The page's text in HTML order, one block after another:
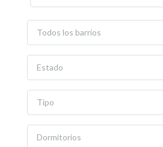
Todos los barrios
Estado
Tipo
Dormitorios